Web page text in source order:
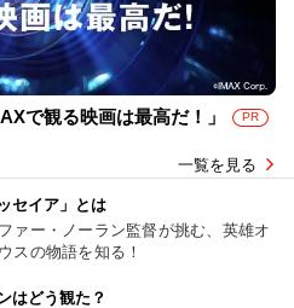
で観る映画は最高だ！」 PR
一覧を見る
セイア」とは
ァー・ノーラン監督が挑む、英雄オ
スの物語を知る！
はどう観た？